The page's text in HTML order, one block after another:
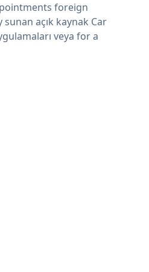
foreign
açık kaynak Car
veya for a